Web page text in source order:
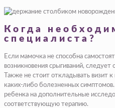
Когда
специалиста?
Если мамочка не способна
возникновения срыгиваний,
Также не стоит откладывать визит
каких-либо болезненных
ребенка на дополнительные
соответствующую терапию.